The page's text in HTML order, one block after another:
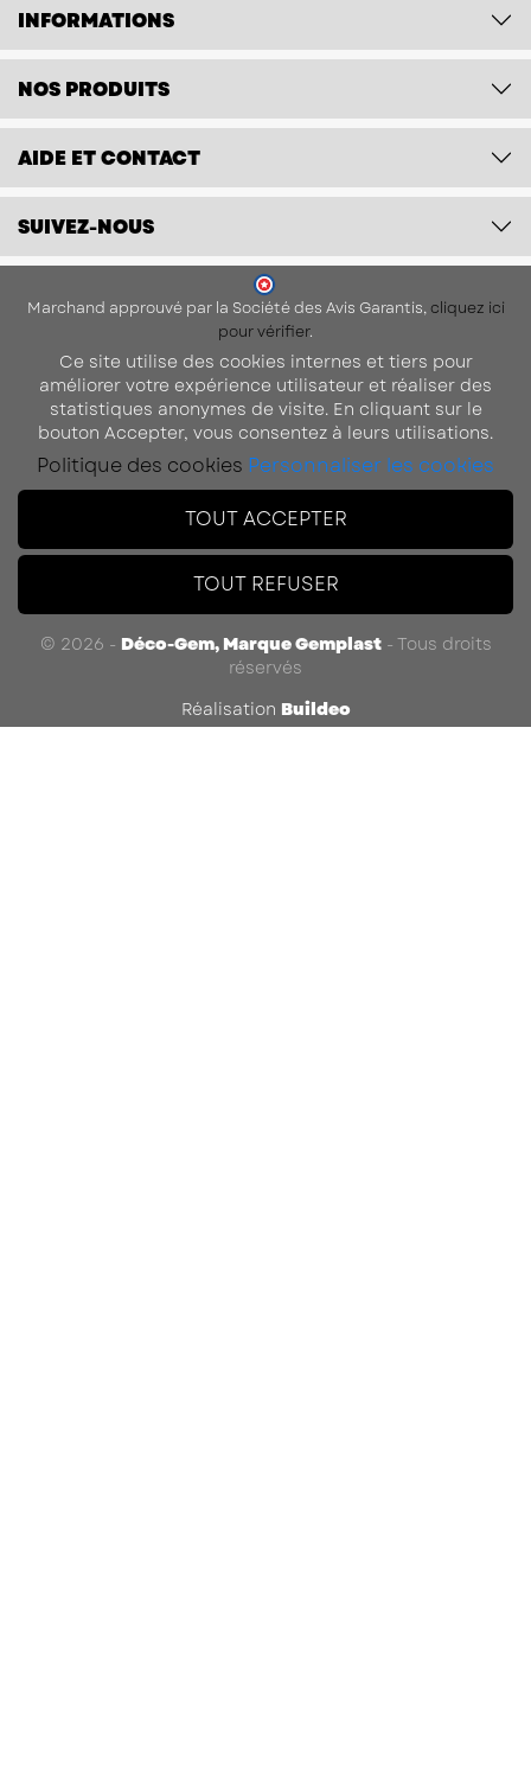
INFORMATIONS
NOS PRODUITS
AIDE ET CONTACT
SUIVEZ-NOUS
Marchand approuvé par la Société des Avis Garantis,cliquez ici
pour vérifier.
Ce site utilise des cookies internes et tiers pour
améliorer votre expérience utilisateur et réaliser des
statistiques anonymes de visite. En cliquant sur le
bouton Accepter, vous consentez à leurs utilisations.
Politique des cookies Personnaliser les cookies
TOUT REFUSER
TOUT ACCEPTER
© 2026 - Déco-Gem, Marque Gemplast- Tous droits
réservés
Réalisation Buildeo